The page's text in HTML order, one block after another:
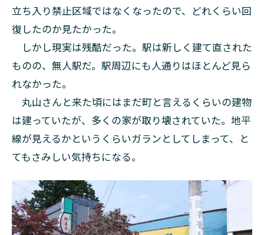
立ち入り禁止区域ではなくなったので、どれくらい回
復したのか見たかった。
しかし現実は残酷だった。駅は新しく建て直された
ものの、無人駅だ。駅周辺にも人通りはほとんど見ら
れなかった。
丸山さんと来た頃にはまだ町と言えるくらいの建物
は建っていたが、多くの家が取り壊されていた。地平
線が見えるかというくらいガランとしてしまって、と
てもさみしい気持ちになる。